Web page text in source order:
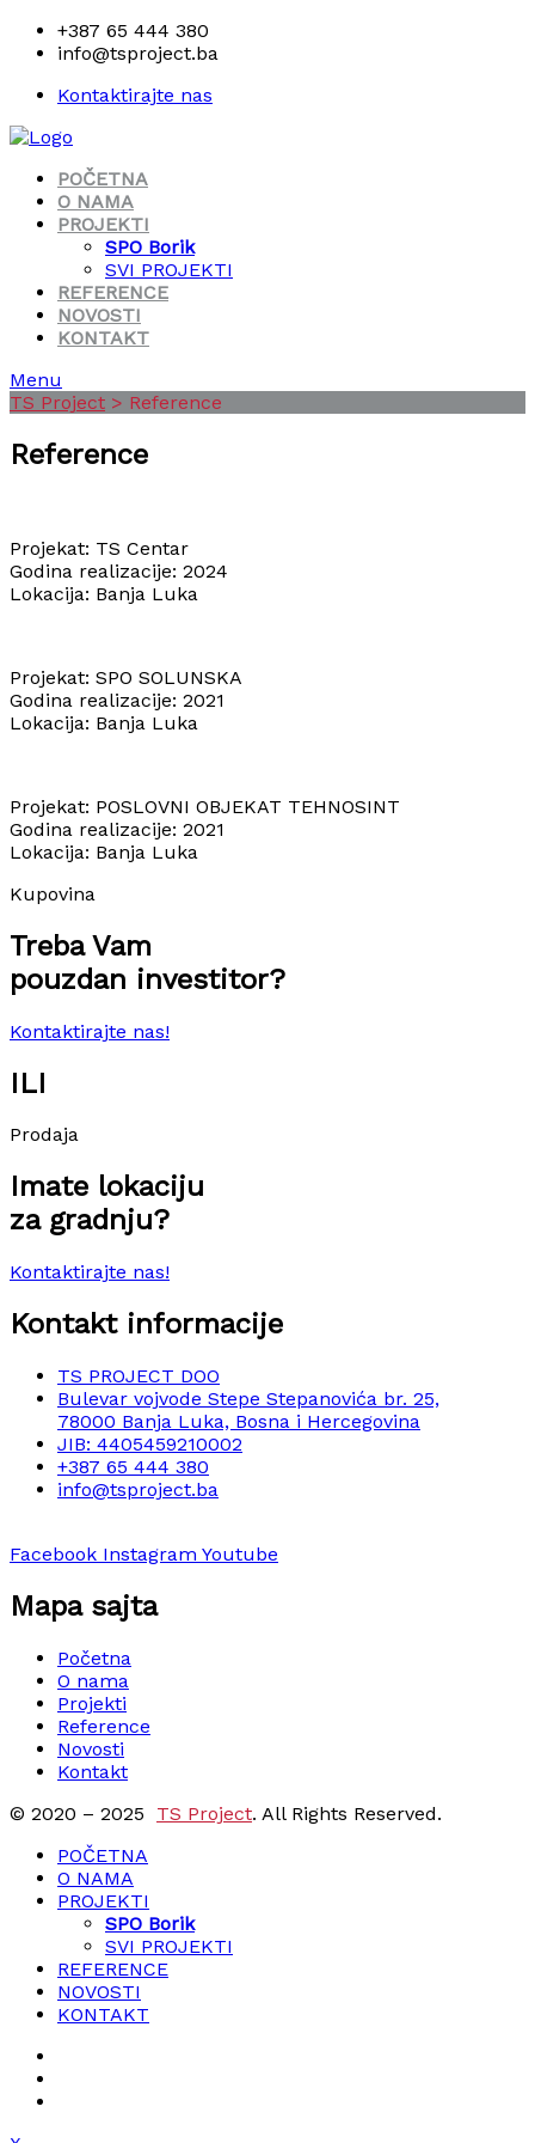
+387 65 444 380
info@tsproject.ba
Kontaktirajte nas
POČETNA
O NAMA
PROJEKTI
SPO Borik
SVI PROJEKTI
REFERENCE
NOVOSTI
KONTAKT
Menu
TS Project > Reference
Reference
Projekat: TS Centar
Godina realizacije: 2024
Lokacija: Banja Luka
Projekat: SPO SOLUNSKA
Godina realizacije: 2021
Lokacija: Banja Luka
Projekat: POSLOVNI OBJEKAT TEHNOSINT
Godina realizacije: 2021
Lokacija: Banja Luka
Kupovina
Treba Vam
pouzdan investitor?
Kontaktirajte nas!
ILI
Prodaja
Imate lokaciju
za gradnju?
Kontaktirajte nas!
Kontakt informacije
TS PROJECT DOO
Bulevar vojvode Stepe Stepanovića br. 25,
78000 Banja Luka, Bosna i Hercegovina
JIB: 4405459210002
+387 65 444 380
info@tsproject.ba
Facebook Instagram Youtube
Mapa sajta
Početna
O nama
Projekti
Reference
Novosti
Kontakt
© 2020 – 2025 TS Project. All Rights Reserved.
POČETNA
O NAMA
PROJEKTI
SPO Borik
SVI PROJEKTI
REFERENCE
NOVOSTI
KONTAKT